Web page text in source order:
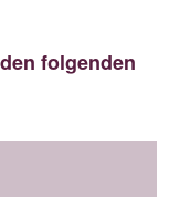
folgenden